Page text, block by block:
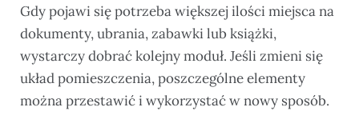
Gdy pojawi się potrzeba większej ilości miejsca na
dokumenty, ubrania, zabawki lub książki,
wystarczy dobrać kolejny moduł. Jeśli zmieni się
układ pomieszczenia, poszczególne elementy
można przestawić i wykorzystać w nowy sposób.